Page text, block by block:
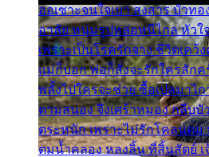
ออเซาะจนใจเบา สงสาร บัวทอ
อาลัย หนุ่มรูปหล่อหนีไกล หัวใ
เพราะเป็นโรครักจาง ชีวิตเคว้
แม่ก็บอก พ่อก็สั่งจะรักใครสักค
พลั้งไปใครจะช่วย ซื้อเปลมาไ
ตามสนอง จึงเศร้าหมอง กลีบบั
ตระหนัก เพราะไม่รักโคลนตม
ตมน้ำคลอง หลงลิ้น ที่สิ้นสัตย์